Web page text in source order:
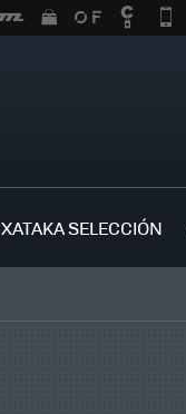
XATAKA SELECCIÓN